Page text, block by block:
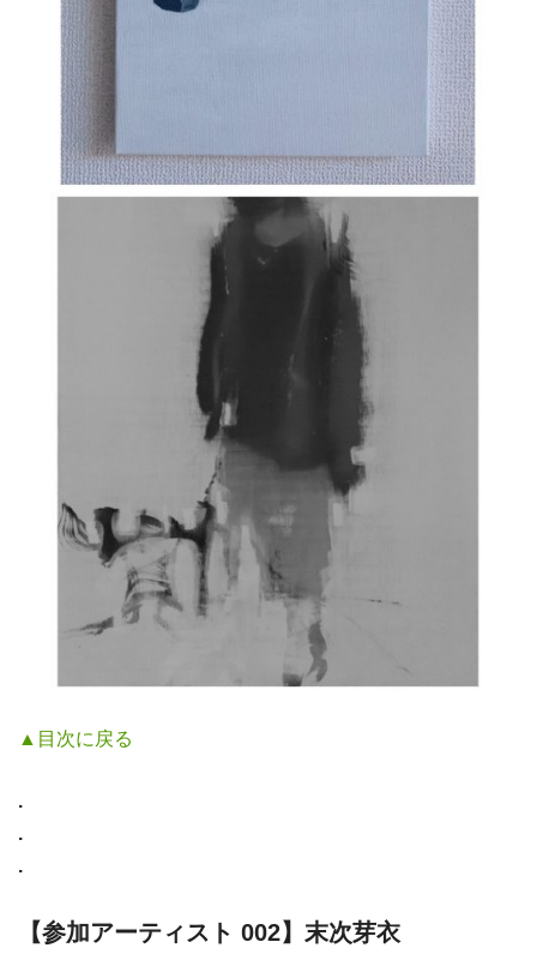
▲目次に戻る
.
.
.
【参加アーティスト 002】末次芽衣